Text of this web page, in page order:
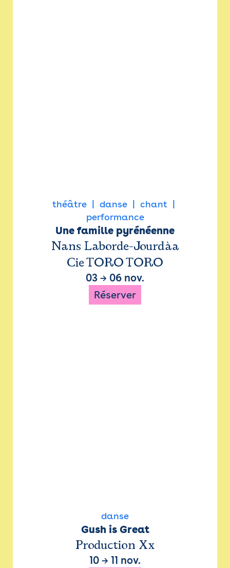
théâtre danse
chant
performance
Une famille pyrénéenne
Nans Laborde-Jourdàa
Cie TORO TORO
03 → 06 nov.
Réserver
danse
Gush is Great
Production Xx
10 → 11 nov.